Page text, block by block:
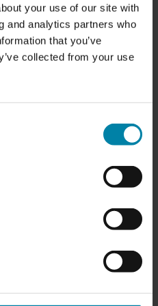
your use of our site with
and analytics partners who
that you’ve
collected from your use
har
året
inte bara
kunder
ett